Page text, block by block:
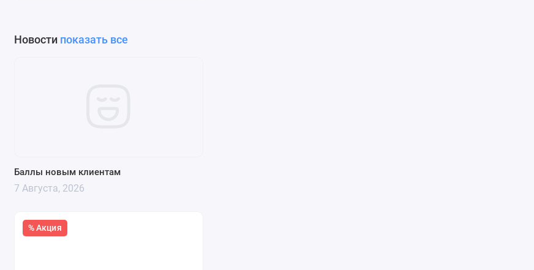
Новости показать все
Баллы новым клиентам
7 Августа, 2026
% Акция